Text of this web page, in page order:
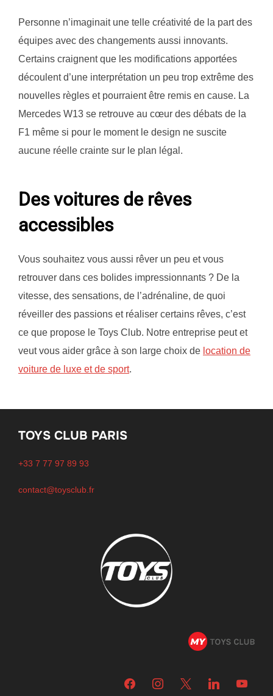
Personne n’imaginait une telle créativité de la part des
équipes avec des changements aussi innovants.
Certains craignent que les modifications apportées
découlent d’une interprétation un peu trop extrême des
nouvelles règles et pourraient être remis en cause. La
Mercedes W13 se retrouve au cœur des débats de la
F1 même si pour le moment le design ne suscite
aucune réelle crainte sur le plan légal.
Des voitures de rêves
accessibles
Vous souhaitez vous aussi rêver un peu et vous
retrouver dans ces bolides impressionnants ? De la
vitesse, des sensations, de l’adrénaline, de quoi
réveiller des passions et réaliser certains rêves, c’est
ce que propose le Toys Club. Notre entreprise peut et
veut vous aider grâce à son large choix de location de
voiture de luxe et de sport.
TOYS CLUB PARIS
+33 7 77 97 89 93
contact@toysclub.fr
facebookinstagram linkedin youtube